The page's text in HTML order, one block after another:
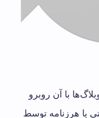
با آن روبرو
یا هرزنامه توسط